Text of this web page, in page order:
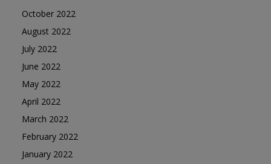
October 2022
August 2022
July 2022
June 2022
May 2022
April 2022
March 2022
February 2022
January 2022